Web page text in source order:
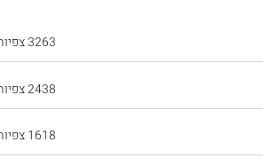
הטכניון עזריאלי לימודי המשך - קורס
3263 צפיות
2438 צפיות
1618 צפיות